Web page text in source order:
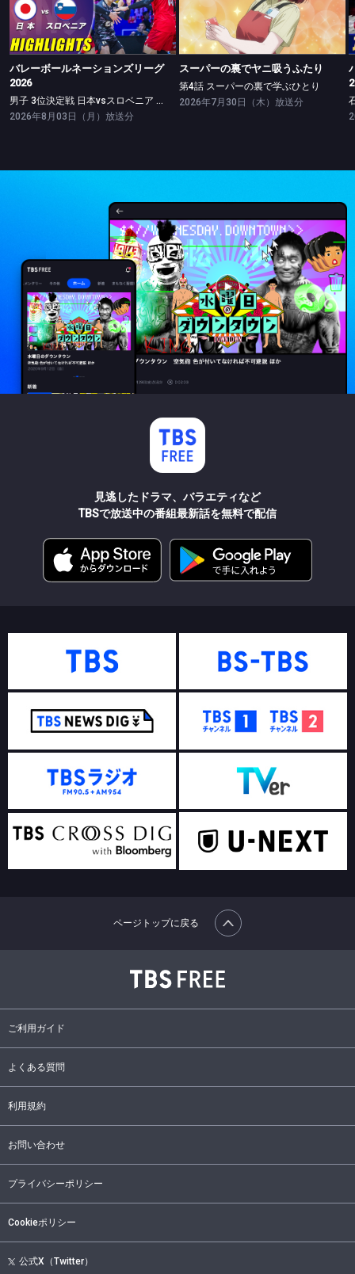
バレーボールネーションズリーグ2026
男子 3位決定戦 日本vsスロベニア ハイライト
バレーボールネーションズリーグ
2026
男子 3位決定戦 日本vsスロベニア ハイライト
2026年8月03日（月）放送分
スーパーの裏でヤニ吸うふたり
第4話 スーパーの裏で学ぶひとり
スーパーの裏でヤニ吸うふたり
第4話 スーパーの裏で学ぶひとり
2026年7月30日（木）放送分
見逃したドラマ、バラエティなど
TBSで放送中の番組最新話を無料で配信
ご利用ガイド
よくある質問
利用規約
お問い合わせ
プライバシーポリシー
Cookieポリシー
公式X（Twitter）
ページトップに戻る